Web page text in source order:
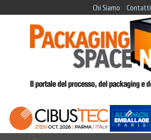
Chi Siamo Contatti